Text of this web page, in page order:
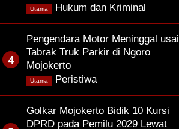
Hukum dan Kriminal
Utama
Pengendara Motor Meninggal usai
Tabrak Truk Parkir di Ngoro
Mojokerto
Peristiwa,
Utama
Golkar Mojokerto Bidik 10 Kursi
DPRD pada Pemilu 2029 Lewat